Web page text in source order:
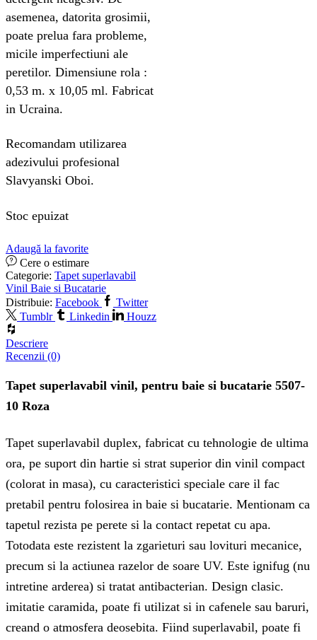
asemenea, datorita grosimii,
poate prelua fara probleme,
micile imperfectiuni ale
peretilor. Dimensiune rola :
0,53 m. x 10,05 ml. Fabricat
in Ucraina.
Recomandam utilizarea
adezivului profesional
Slavyanski Oboi.
Stoc epuizat
Adaugă la favorite
Cere o estimare
Categorie: Tapet superlavabil
Vinil Baie si Bucatarie
Distribuie: Facebook
Twitter
Tumblr
Linkedin Houzz
Descriere
Recenzii (0)
Tapet superlavabil vinil, pentru baie si bucatarie 5507-
10 Roza
Tapet superlavabil duplex, fabricat cu tehnologie de ultima
ora, pe suport din hartie si strat superior din vinil compact
(colorat in masa), cu caracteristici speciale care il fac
pretabil pentru folosirea in baie si bucatarie. Mentionam ca
tapetul rezista pe perete si la contact repetat cu apa.
Totodata este rezistent la zgarieturi sau lovituri mecanice,
precum si la actiunea razelor de soare UV. Este ignifug (nu
intretine arderea) si tratat antibacterian. Design clasic.
imitatie caramida, poate fi utilizat si in cafenele sau baruri,
creand o atmosfera deosebita. Fiind superlavabil, poate fi